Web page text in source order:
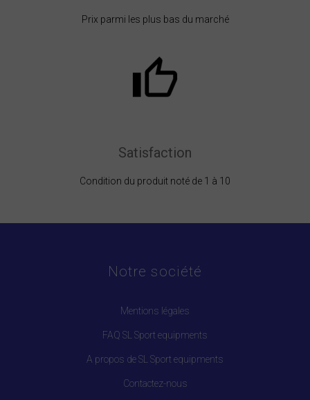
Prix parmi les plus bas du marché
Satisfaction
Condition du produit noté de 1 à 10
Notre société
Mentions légales
FAQ SL Sport equipments
A propos de SL Sport equipments
Contactez-nous